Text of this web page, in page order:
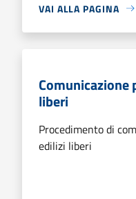
VAI ALLA PAGINA
liberi
Procedimento di
edilizi liberi